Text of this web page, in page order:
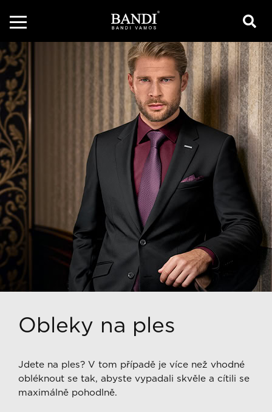
Obleky na ples
Jdete na ples? V tom případě je více než vhodné
obléknout se tak, abyste vypadali skvěle a cítili se
maximálně pohodlně.